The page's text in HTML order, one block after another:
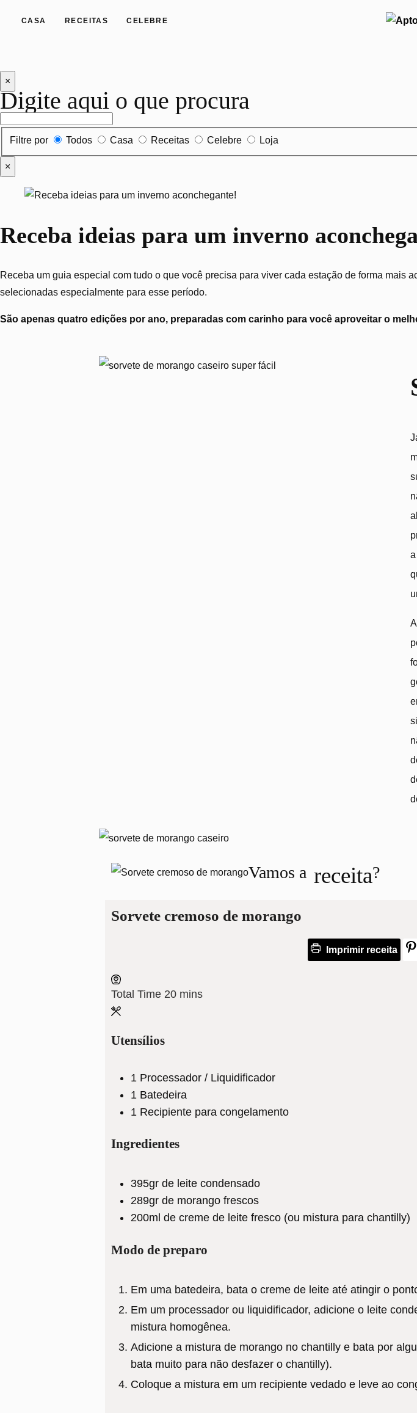
CASA RECEITAS CELEBRE
×
Digite aqui o que procura
Filtrar por tipo de conteúdo
Filtre por Todos Casa Receitas Celebre Loja
×
Receba ideias para um inverno
Receba um guia especial com tudo o que você precisa para viver cada estação de forma
selecionadas especialmente para esse período.
São apenas quatro edições por ano, preparadas com carinho para você aproveitar o
Sorvete cremoso de morango
Vamos a receita?
Sorvete cremoso de morango
Imprimir receita
Total Time 20minutes
mins
Utensílios
1 Processador / Liquidificador
1 Batedeira
1 Recipiente para congelamento
Ingredientes
395gr de leite condensado
289gr de morango frescos
200ml de creme de leite fresco (ou mistura para chantilly)
Modo de preparo
Em uma batedeira, bata o creme de leite até atingir o
Em um processador ou liquidificador, adicione o leite
mistura homogênea.
Adicione a mistura de morango no chantilly e bata por
bata muito para não desfazer o chantilly).
Coloque a mistura em um recipiente vedado e leve ao